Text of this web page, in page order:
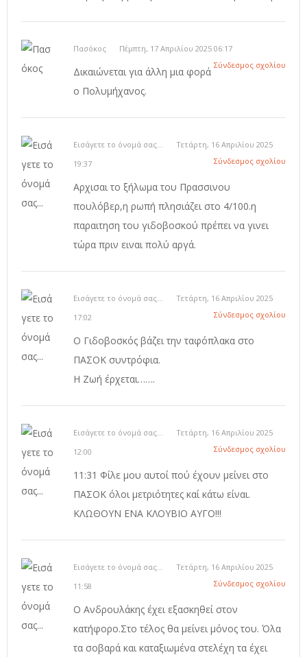
Πασόκος
Πέμπτη, 17 Απριλίου 2025 06:17
Σύνδεσμος σχολίου
Δικαιώνεται για άλλη μια φορά
ο Πολυμήχανος.
Εισάγετε το όνομά σας...
Τετάρτη, 16 Απριλίου 2025
19:37
Σύνδεσμος σχολίου
Αρχισαι το ξήλωμα του Πρασσινου
πουλόβερ,η ρωπή πλησιάζει στο 4/100.η
παραιτηση του γιδοβοσκού πρέπει να γινει
τώρα πριν ειναι πολύ αργά.
Εισάγετε το όνομά σας...
Τετάρτη, 16 Απριλίου 2025
17:02
Σύνδεσμος σχολίου
Ο Γιδοβοσκός βάζει την ταφόπλακα στο
ΠΑΣΟΚ συντρόφια.
Η Ζωή έρχεται…….
Εισάγετε το όνομά σας...
Τετάρτη, 16 Απριλίου 2025
12:00
Σύνδεσμος σχολίου
11:31 Φίλε μου αυτοί πού έχουν μείνει στο
ΠΑΣΟΚ όλοι μετριότητες καί κάτω είναι.
ΚΛΩΘΟΥΝ ΕΝΑ ΚΛΟΥΒΙΟ ΑΥΓΟ!!!
Εισάγετε το όνομά σας...
Τετάρτη, 16 Απριλίου 2025
11:58
Σύνδεσμος σχολίου
Ο Ανδρουλάκης έχει εξασκηθεί στον
κατήφορο.Στο τέλος θα μείνει μόνος του. Όλα
τα σοβαρά και καταξιωμένα στελέχη τα έχει